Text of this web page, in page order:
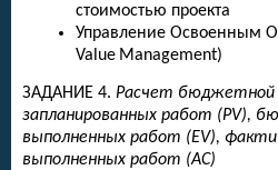
стоимостью проекта
Управление Освоенным
Value Management)
ЗАДАНИЕ 4. Расчет
запланированных работ (PV),
выполненных работ (EV),
выполненных работ (AC)